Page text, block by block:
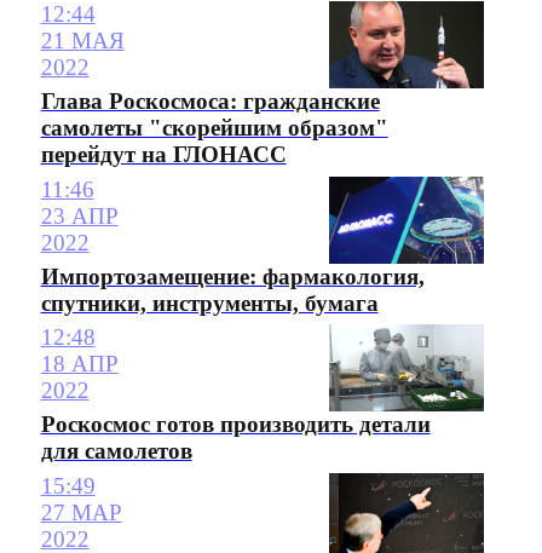
12:44
21 МАЯ
2022
Глава Роскосмоса: гражданские
самолеты "скорейшим образом"
перейдут на ГЛОНАСС
11:46
23 АПР
2022
Импортозамещение: фармакология,
спутники, инструменты, бумага
12:48
18 АПР
2022
Роскосмос готов производить детали
для самолетов
15:49
27 МАР
2022